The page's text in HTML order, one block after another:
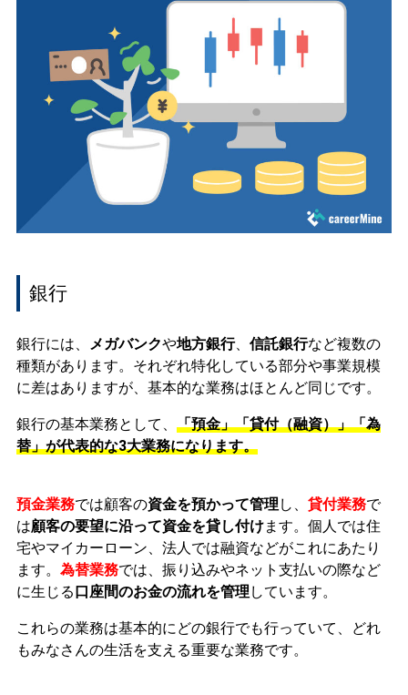
銀行
銀行には、 メガバンクや地方銀行、 信託銀行など複数の
種類があります。それぞれ特化している部分や事業規模
に差はありますが、基本的な業務はほとんど同じです。
銀行の基本業務として、 「預金」「貸付（融資）」「為
替」が代表的な3大業務になります。
預金業務では顧客の資金を預かって管理 し、 貸付業務で
は顧客の要望に沿って資金を貸し付けます。個人では住
宅やマイカーローン、法人では融資などがこれにあたり
ます。 為替業務では、振り込みやネット支払いの際など
に生じる口座間のお金の流れを管理 しています。
これらの業務は基本的にどの銀行でも行っていて、どれ
もみなさんの生活を支える重要な業務です。